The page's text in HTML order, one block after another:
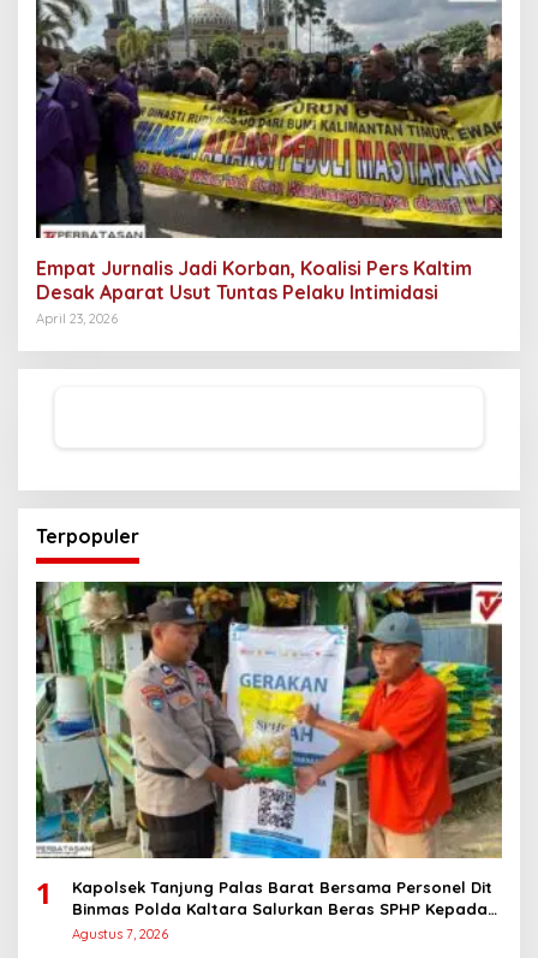
Empat Jurnalis Jadi Korban, Koalisi Pers Kaltim
Desak Aparat Usut Tuntas Pelaku Intimidasi
April 23, 2026
Terpopuler
1
Kapolsek Tanjung Palas Barat Bersama Personel Dit
Binmas Polda Kaltara Salurkan Beras SPHP Kepada
Masyarakat
Agustus 7, 2026